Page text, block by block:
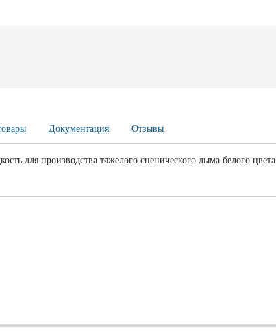
Документация Отзывы
для производства тяжелого сценического дыма белого цвета